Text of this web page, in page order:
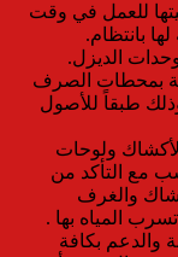
للعمل في وقت
بانتظام.
الديزل.
بمحطات الصرف
طبقاً للأصول
ولوحات
مع التأكد من
والغرف
المياه بها .
والدعم بكافة